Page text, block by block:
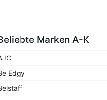
Marken A-K
Edgy